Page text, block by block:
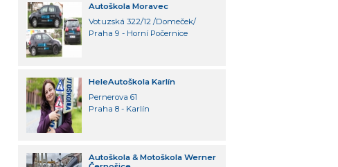
Autoškola Moravec
Votuzská 322/12 /Domeček/
Praha 9 - Horní Počernice
HeleAutoškola Karlín
Pernerova 61
Praha 8 - Karlín
Autoškola & Motoškola Werner